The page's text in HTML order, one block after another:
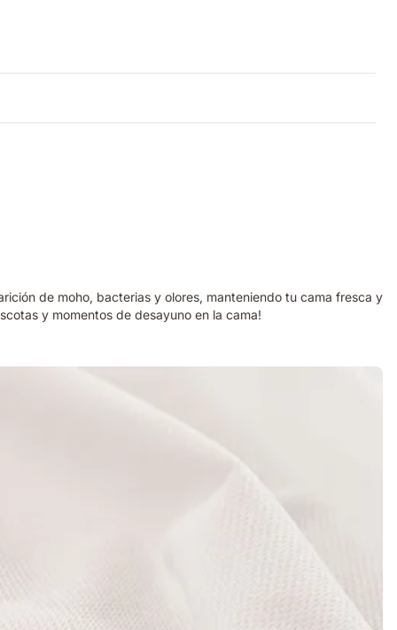
de moho, bacterias y olores, manteniendo tu cama fresca y
y momentos de desayuno en la cama!